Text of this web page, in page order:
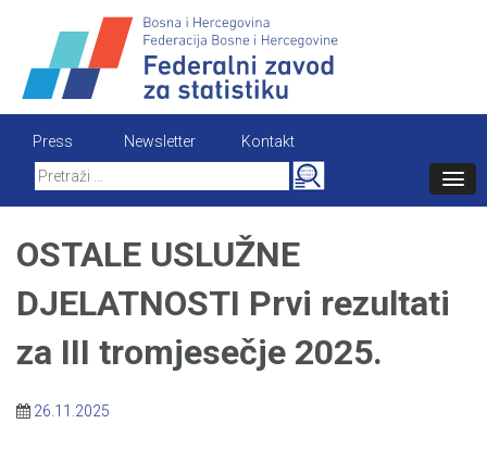
content
Press Newsletter
Kontakt
Search
for:
OSTALE USLUŽNE
DJELATNOSTI Prvi rezultati
za III tromjesečje 2025.
26.11.2025